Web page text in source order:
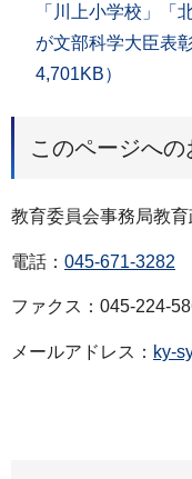
「川上小学校」「
が文部科学大臣表
4,701KB）
このページへの
教育委員会事務局教
電話： 045-671-3282
ファクス：045-224-
メールアドレス： ky-